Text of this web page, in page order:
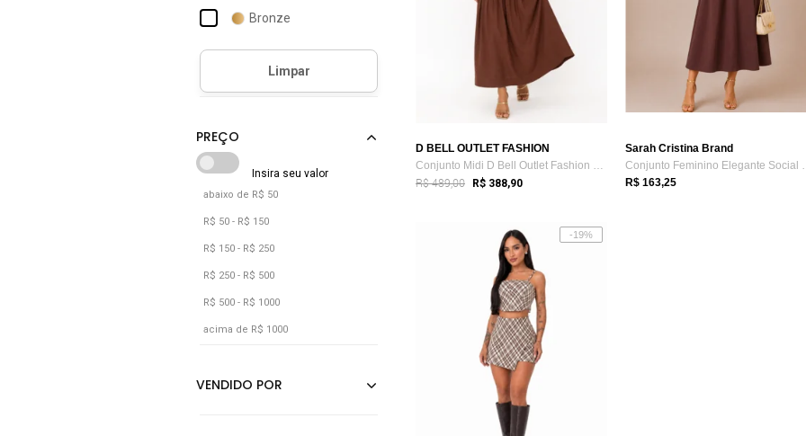
Bronze
Caramelo
Castanho
Dourado
Estampado
Floral
Grafite
Marrom
Nude
Onça
abaixo de R$ 50
R$ 50 - R$ 150
R$ 150 - R$ 250
R$ 250 - R$ 500
R$ 500 - R$ 1000
acima de R$ 1000
D BELL OUTLET FASHION
Conjunto Midi D Bell Outlet Fashion Marr...
R$ 489,00 R$ 388,90
Sarah Cristina Brand
Conjunto
R$ 163,25
-19%